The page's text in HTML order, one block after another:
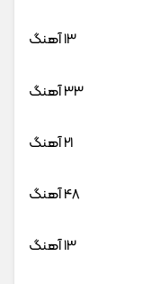
13 آهنگ
33 آهنگ
21 آهنگ
48 آهنگ
13 آهنگ